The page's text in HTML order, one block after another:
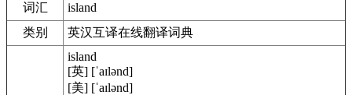
词汇
island
类别
英汉互译在线翻译词典
island
[英] [ˈaɪlənd]
[美] [ˈaɪlənd]